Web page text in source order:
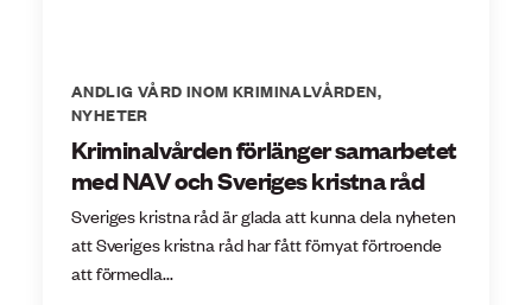
ANDLIG VÅRD INOM KRIMINALVÅRDEN,
NYHETER
Kriminalvården förlänger samarbetet
med NAV och Sveriges kristna råd
Sveriges kristna råd är glada att kunna dela nyheten
att Sveriges kristna råd har fått förnyat förtroende
att förmedla...